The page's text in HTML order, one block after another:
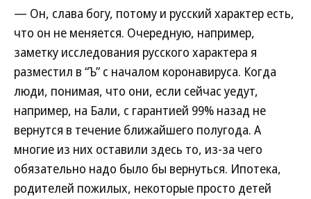
— Он, слава богу, потому и русский характер есть,
что он не меняется. Очередную, например,
заметку исследования русского характера я
разместил в “Ъ” с началом коронавируса. Когда
люди, понимая, что они, если сейчас уедут,
например, на Бали, с гарантией 99% назад не
вернутся в течение ближайшего полугода. А
многие из них оставили здесь то, из-за чего
обязательно надо было бы вернуться. Ипотека,
родителей пожилых, некоторые просто детей